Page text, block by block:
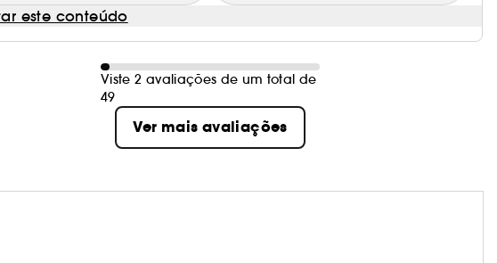
este conteúdo
Viste 2 avaliações de um total de
49
Ver mais avaliações